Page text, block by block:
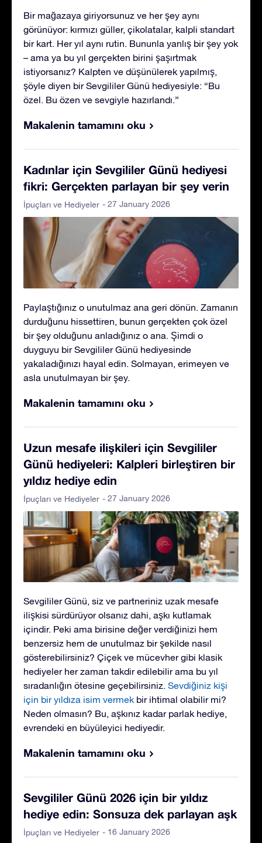
Bir mağazaya giriyorsunuz ve her şey aynı
görünüyor: kırmızı güller, çikolatalar, kalpli standart
bir kart. Her yıl aynı rutin. Bununla yanlış bir şey yok
– ama ya bu yıl gerçekten birini şaşırtmak
istiyorsanız? Kalpten ve düşünülerek yapılmış,
şöyle diyen bir Sevgililer Günü hediyesiyle: “Bu
özel. Bu özen ve sevgiyle hazırlandı.”
Makalenin tamamını oku
Kadınlar için Sevgililer Günü hediyesi
fikri: Gerçekten parlayan bir şey verin
İpuçları ve Hediyeler - 27 January 2026
Paylaştığınız o unutulmaz ana geri dönün. Zamanın
durduğunu hissettiren, bunun gerçekten çok özel
bir şey olduğunu anladığınız o ana. Şimdi o
duyguyu bir Sevgililer Günü hediyesinde
yakaladığınızı hayal edin. Solmayan, erimeyen ve
asla unutulmayan bir şey.
Makalenin tamamını oku
Uzun mesafe ilişkileri için Sevgililer
Günü hediyeleri: Kalpleri birleştiren bir
yıldız hediye edin
İpuçları ve Hediyeler - 27 January 2026
Sevgililer Günü, siz ve partneriniz uzak mesafe
ilişkisi sürdürüyor olsanız dahi, aşkı kutlamak
içindir. Peki ama birisine değer verdiğinizi hem
benzersiz hem de unutulmaz bir şekilde nasıl
gösterebilirsiniz? Çiçek ve mücevher gibi klasik
hediyeler her zaman takdir edilebilir ama bu yıl
sıradanlığın ötesine geçebilirsiniz. Sevdiğiniz kişi
için bir yıldıza isim vermek bir ihtimal olabilir mi?
Neden olmasın? Bu, aşkınız kadar parlak hediye,
evrendeki en büyüleyici hediyedir.
Makalenin tamamını oku
Sevgililer Günü 2026 için bir yıldız
hediye edin: Sonsuza dek parlayan aşk
İpuçları ve Hediyeler - 16 January 2026